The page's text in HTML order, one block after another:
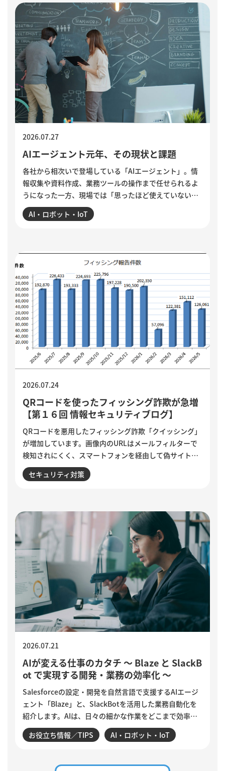
AIエージェント元年、その現状と課題
2026.07.27
各社から相次いで登場している「AIエージェント」。情
報収集や資料作成、業務ツールの操作まで任せられるよ
うになった一方、現場では「思ったほど使えていない」
という声も聞かれます。各社のAIエージェント機能を紹
介するとともに、導入がうまくいかない5つの理由を整
ます。
AI・ロボット・IoT
QRコードを使ったフィッシング詐欺が急増
【第１６回 情報セキュリティブログ】
2026.07.24
QRコードを悪用したフィッシング詐欺「クイッシング」
が増加しています。画像内のURLはメールフィルターで
検知されにくく、スマートフォンを経由して偽サイトへ
誘導される点が特徴です。セキュリティ意識が高い人ほ
ど狙われる巧妙な手口と、被害を防ぐために実践したい3
セキュリティ対策
AIが変える仕事のカタチ ～ Blaze と SlackB
ot で実現する開発・業務の効率化 ～
2026.07.21
Salesforceの設定・開発を自然言語で支援するAIエージ
ェント「Blaze」と、SlackBotを活用した業務自動化を
紹介します。AIは、日々の細かな作業をどこまで効率化
できるのでしょうか。設定変更やデータ確認、商談分
析、活動登録漏れの検知・入力など、サンビットで実際
業務と、人がより力を注ぐべき仕事について紹介しま
お役立ち情報／TIPS AI・ロボット・IoT